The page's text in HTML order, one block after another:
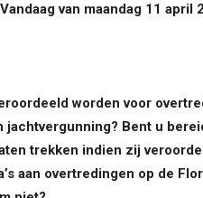
van maandag 11 april
worden voor
Bent u
trekken indien zij
aan overtredingen op de